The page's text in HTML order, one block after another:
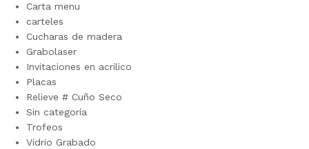
Carta menu
carteles
Cucharas de madera
Grabolaser
Invitaciones en acrilico
Placas
Relieve # Cuño Seco
Sin categoría
Trofeos
Vidrio Grabado